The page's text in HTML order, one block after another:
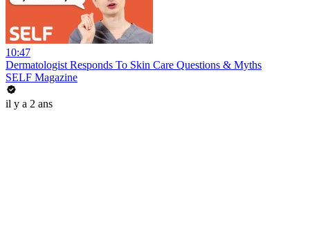
10:47
Dermatologist Responds To Skin Care Questions & Myths
SELF Magazine
il y a 2 ans